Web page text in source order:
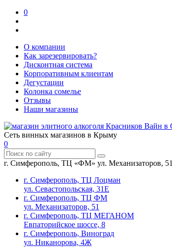
0
О компании
Как зарезервировать?
Дисконтная система
Корпоративным клиентам
Дегустации
Колонка сомелье
Отзывы
Наши магазины
Сеть винных магазинов в Крыму
0
г. Симферополь, ТЦ «ФМ» ул. Механизаторов, 51
г. Симферополь, ТЦ Лоцман
ул. Севастопольская, 31Е
г. Симферополь, ТЦ ФМ
ул. Механизаторов, 51
г. Симферополь, ТЦ МЕГАНОМ
Евпаторийское шоссе, 8
г. Симферополь, Виноград
ул. Никанорова, 4Ж